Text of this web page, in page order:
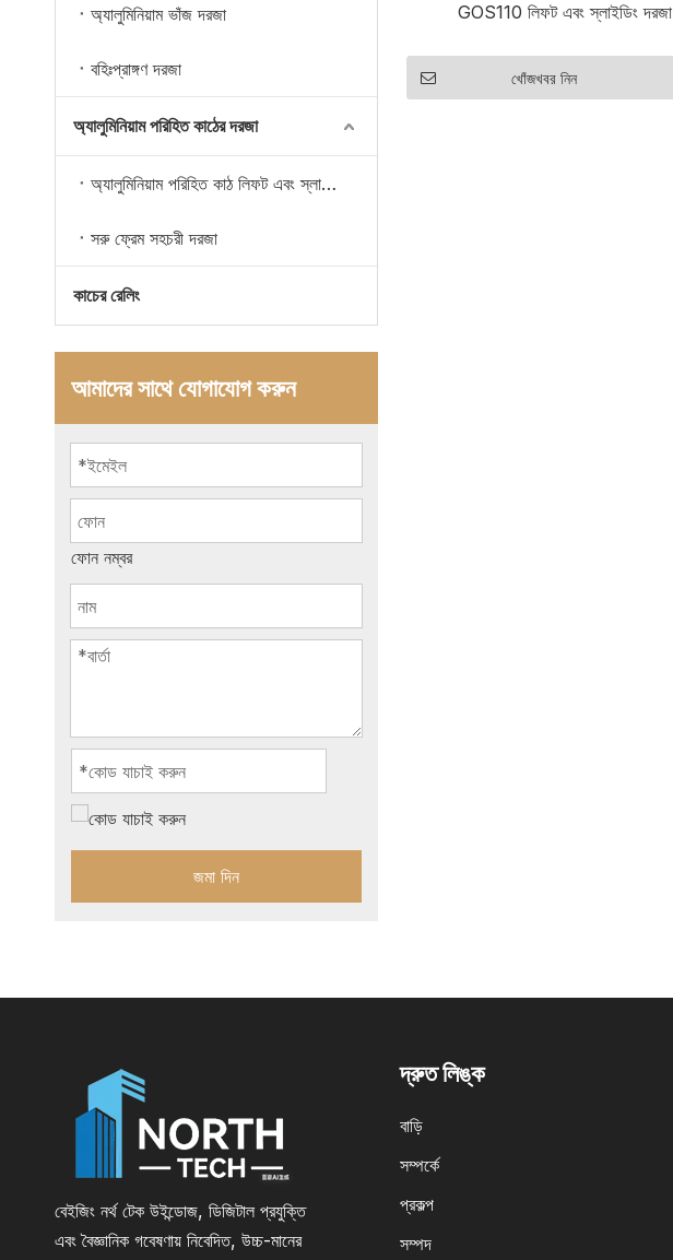
অ্যালুমিনিয়াম ভাঁজ দরজা
বহিঃপ্রাঙ্গণ দরজা
অ্যালুমিনিয়াম পরিহিত কাঠের দরজা
অ্যালুমিনিয়াম পরিহিত কাঠ লিফট এবং স্লাইডিং দরজা
সরু ফ্রেম সহচরী দরজা
কাচের রেলিং
আমাদের সাথে যোগাযোগ করুন
ফোন নম্বর
জমা দিন
GOS110 লিফট এবং স্লাইডিং দরজা
খোঁজখবর নিন
বেইজিং নর্থ টেক উইন্ডোজ, ডিজিটাল প্রযুক্তি
এবং বৈজ্ঞানিক গবেষণায় নিবেদিত, উচ্চ-মানের
দ্রুত লিঙ্ক
বাড়ি
সম্পর্কে
প্রকল্প
সম্পদ